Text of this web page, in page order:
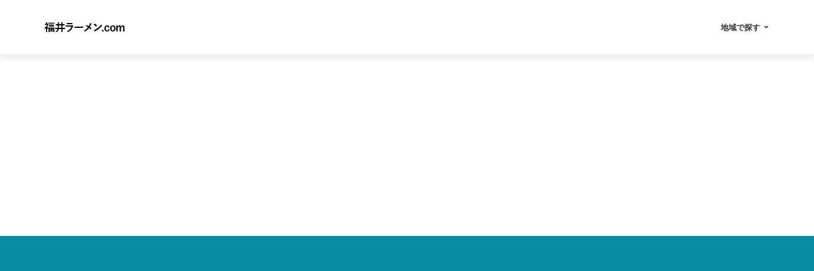
地域で探す